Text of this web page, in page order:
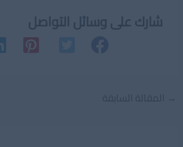
شارك على وسائل التواصل
Post
→ المقالة السابقة